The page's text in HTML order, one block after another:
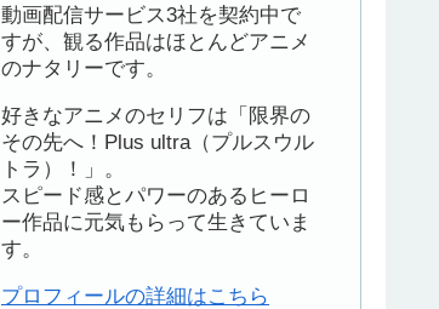
動画配信サービス3社を契約中で
すが、観る作品はほとんどアニメ
のナタリーです。
好きなアニメのセリフは「限界の
その先へ！Plus ultra（プルスウル
トラ）！」。
スピード感とパワーのあるヒーロ
ー作品に元気もらって生きていま
す。
プロフィールの詳細はこちら